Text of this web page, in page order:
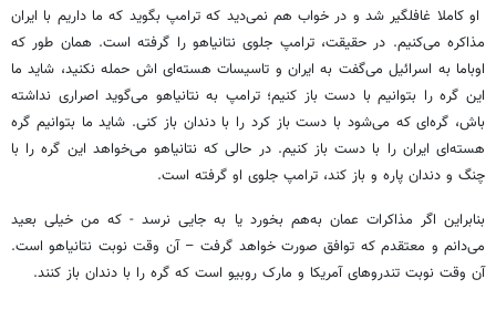
او کاملا غافلگیر شد و در خواب هم نمی‌دید که ترامپ بگوید که ما داریم با ایران
مذاکره می‌کنیم. در حقیقت، ترامپ جلوی نتانیاهو را گرفته است. همان طور که
اوباما به اسرائیل می‌گفت به ایران و تاسیسات هسته‌ای اش حمله نکنید، شاید ما
این گره را بتوانیم با دست باز کنیم؛ ترامپ به نتانیاهو می‌گوید اصراری نداشته
باش، گره‌ای که می‌شود با دست باز کرد را با دندان باز کنی. شاید ما بتوانیم گره
هسته‌ای ایران را با دست باز کنیم. در حالی که نتانیاهو می‌خواهد این گره را با
چنگ و دندان پاره و باز کند، ترامپ جلوی او گرفته است.
بنابراین اگر مذاکرات عمان به‌هم بخورد یا به جایی نرسد - که من خیلی بعید
می‌دانم و معتقدم که توافق صورت خواهد گرفت – آن وقت نوبت نتانیاهو است.
آن وقت نوبت تندروهای آمریکا و مارک روبیو است که گره را با دندان باز کنند.